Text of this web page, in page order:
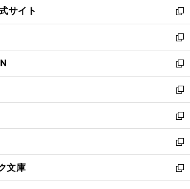
く
ド
ウ
で
開
く
ィ
ン
ド
ウ
で
開
く
い
ウ
ィ
ン
ド
ウ
で
開
く
サイト
新
し
い
ウ
ィ
ン
ド
ウ
で
開
く
新
し
い
ウ
ィ
ン
ド
ウ
で
開
く
新
し
い
ウ
ィ
ン
ド
ウ
で
開
新
し
い
ウ
ィ
ン
ド
ウ
新
し
い
ウ
ィ
ン
新
し
い
ウ
文庫
新
し